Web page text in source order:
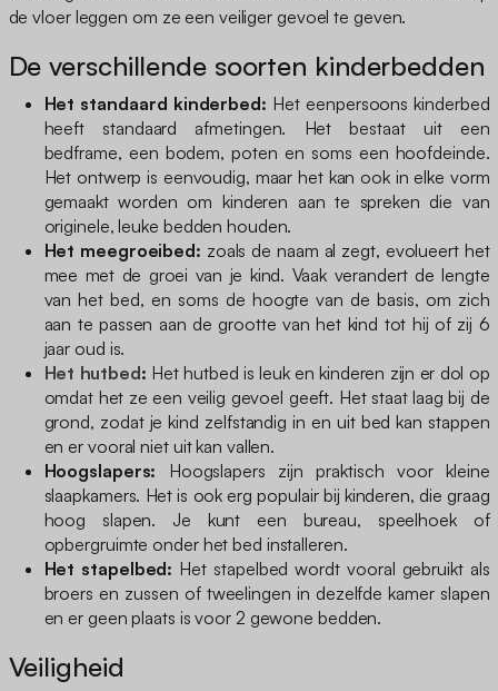
de vloer leggen om ze een veiliger gevoel te geven.
De verschillende soorten kinderbedden
Het standaard kinderbed: Het eenpersoons kinderbed
heeft standaard afmetingen. Het bestaat uit een
bedframe, een bodem, poten en soms een hoofdeinde.
Het ontwerp is eenvoudig, maar het kan ook in elke vorm
gemaakt worden om kinderen aan te spreken die van
originele, leuke bedden houden.
Het meegroeibed: zoals de naam al zegt, evolueert het
mee met de groei van je kind. Vaak verandert de lengte
van het bed, en soms de hoogte van de basis, om zich
aan te passen aan de grootte van het kind tot hij of zij 6
jaar oud is.
Het hutbed: Het hutbed is leuk en kinderen zijn er dol op
omdat het ze een veilig gevoel geeft. Het staat laag bij de
grond, zodat je kind zelfstandig in en uit bed kan stappen
en er vooral niet uit kan vallen.
Hoogslapers: Hoogslapers zijn praktisch voor kleine
slaapkamers. Het is ook erg populair bij kinderen, die graag
hoog slapen. Je kunt een bureau, speelhoek of
opbergruimte onder het bed installeren.
Het stapelbed: Het stapelbed wordt vooral gebruikt als
broers en zussen of tweelingen in dezelfde kamer slapen
en er geen plaats is voor 2 gewone bedden.
Veiligheid